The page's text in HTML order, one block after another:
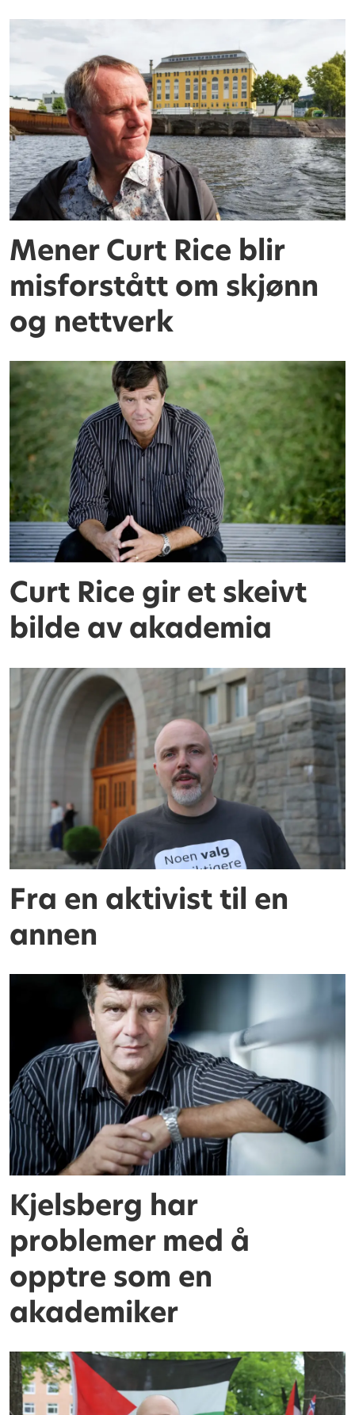
Mener Curt Rice blir
misforstått om skjønn
og nettverk
Curt Rice gir et skeivt
bilde av akademia
Fra en aktivist til en
annen
Kjelsberg har
problemer med å
opptre som en
akademiker